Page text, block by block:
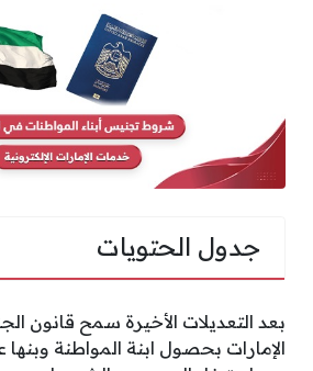
جدول الحتويات
بعد التعديلات الأخيرة سمح قانون
الإمارات بحصول ابنة المواطنة